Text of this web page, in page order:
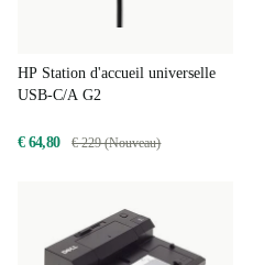
HP Station d'accueil universelle
USB-C/A G2
€ 64,80 € 229 (Nouveau)